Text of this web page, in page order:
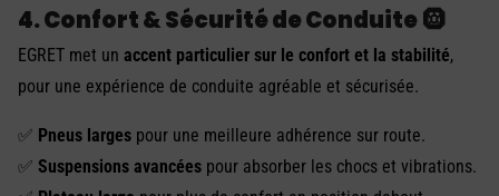
4. Confort & Sécurité de Conduite🛞
EGRET met un accent particulier sur le confort et la stabilité,
pour une expérience de conduite agréable et sécurisée.
✅ Pneus larges pour une meilleure adhérence sur route.
✅ Suspensions avancées pour absorber les chocs et vibrations.